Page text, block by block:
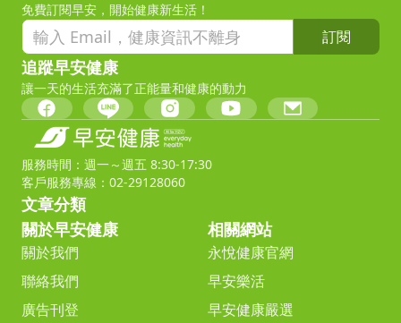
免費訂閱早安，開始健康新生活！
訂閱
追蹤早安健康
讓一天的生活充滿了正能量和健康的動力
服務時間：週一～週五 8:30-17:30
客戶服務專線：02-29128060
文章分類
關於早安健康
關於我們
聯絡我們
廣告刊登
相關網站
永悅健康官網
早安樂活
早安健康嚴選